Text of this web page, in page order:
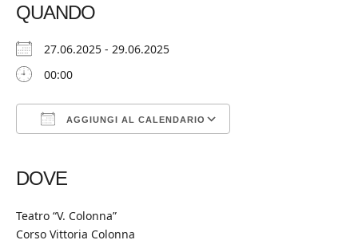
QUANDO
27.06.2025 - 29.06.2025
00:00
AGGIUNGI AL CALENDARIO
DOVE
Teatro “V. Colonna”
Corso Vittoria Colonna